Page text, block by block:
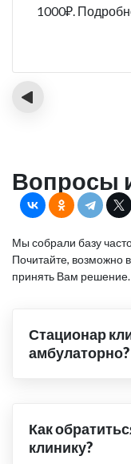
1000₽.
‹
Вопросы
Мы собрали базу
Почитайте, возможно
принять Вам решение.
Стационар
амбулаторно?
Как
клинику?